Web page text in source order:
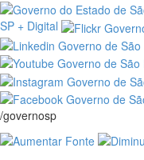
SP + Digital
/governosp